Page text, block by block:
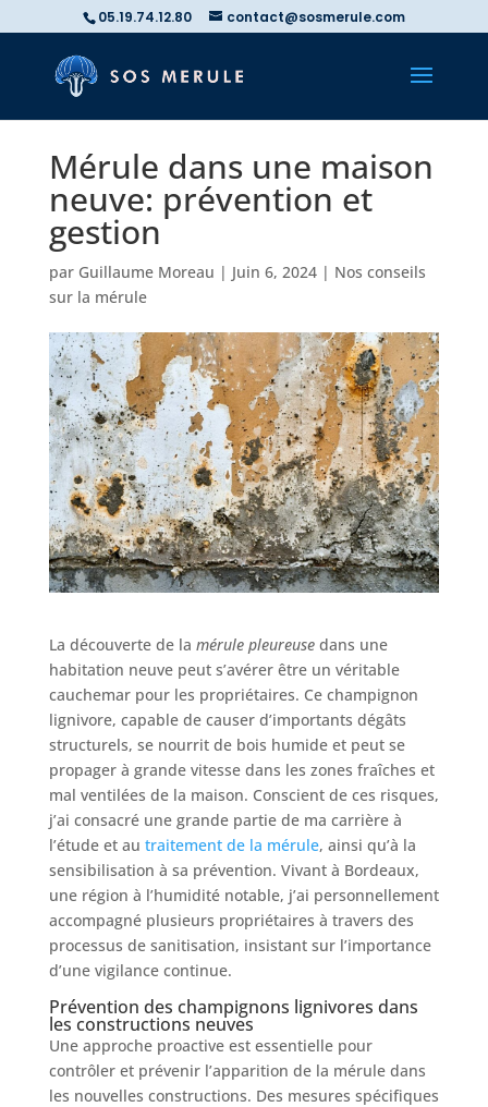
05.19.74.12.80 contact@sosmerule.com
Mérule dans une maison
neuve: prévention et
gestion
par Guillaume Moreau | Juin 6, 2024| Nos conseils
sur la mérule
La découverte de la mérule pleureusedans une
habitation neuve peut s’avérer être un véritable
cauchemar pour les propriétaires. Ce champignon
lignivore, capable de causer d’importants dégâts
structurels, se nourrit de bois humide et peut se
propager à grande vitesse dans les zones fraîches et
mal ventilées de la maison. Conscient de ces risques,
j’ai consacré une grande partie de ma carrière à
l’étude et au traitement de la mérule, ainsi qu’à la
sensibilisation à sa prévention. Vivant à Bordeaux,
une région à l’humidité notable, j’ai personnellement
accompagné plusieurs propriétaires à travers des
processus de sanitisation, insistant sur l’importance
d’une vigilance continue.
Prévention des champignons lignivores dans
les constructions neuves
Une approche proactive est essentielle pour
contrôler et prévenir l’apparition de la mérule dans
les nouvelles constructions. Des mesures spécifiques